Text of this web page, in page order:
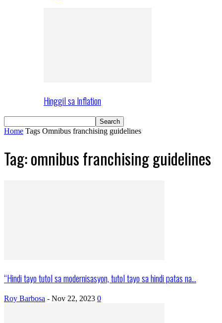
Hinggil sa Inflation
Home Tags Omnibus franchising guidelines
Tag: omnibus franchising guidelines
“Hindi tayo tutol sa modernisasyon, tutol tayo sa hindi patas na...
Roy Barbosa - Nov 22, 2023 0